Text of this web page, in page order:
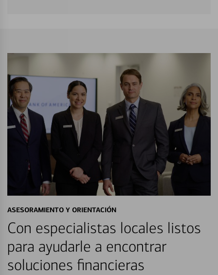
ASESORAMIENTO Y ORIENTACIÓN
Con especialistas locales listos
para ayudarle a encontrar
soluciones financieras